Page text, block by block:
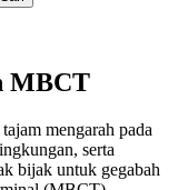
MBCT
mengarah pada
serta
bijak untuk gegabah